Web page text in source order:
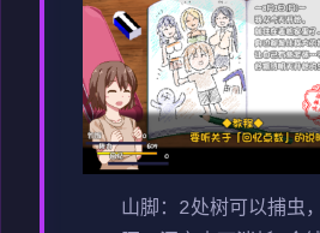
山脚：2处树可以捕虫